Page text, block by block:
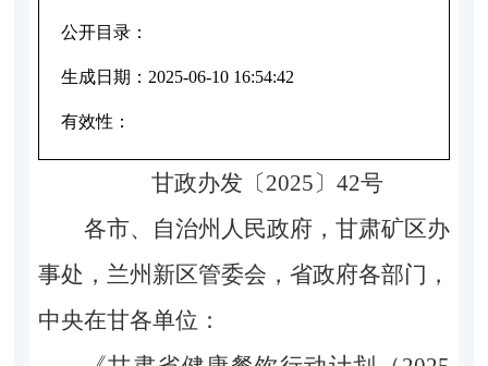
公开目录：
生成日期： 2025-06-10 16:54:42
有效性：
甘政办发〔2025〕42号
各市、自治州人民政府，甘肃矿区办
事处，兰州新区管委会，省政府各部门，
中央在甘各单位：